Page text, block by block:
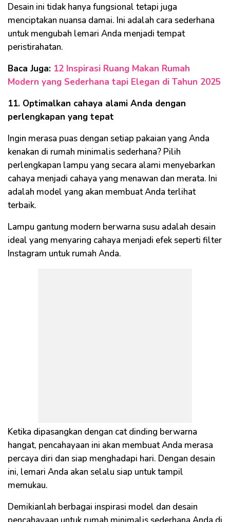
Desain ini tidak hanya fungsional tetapi juga
menciptakan nuansa damai. Ini adalah cara sederhana
untuk mengubah lemari Anda menjadi tempat
peristirahatan.
Baca Juga: 12 Inspirasi Ruang Makan Rumah
Modern yang Sederhana tapi Elegan di Tahun 2025
11. Optimalkan cahaya alami Anda dengan
perlengkapan yang tepat
Ingin merasa puas dengan setiap pakaian yang Anda
kenakan di rumah minimalis sederhana? Pilih
perlengkapan lampu yang secara alami menyebarkan
cahaya menjadi cahaya yang menawan dan merata. Ini
adalah model yang akan membuat Anda terlihat
terbaik.
Lampu gantung modern berwarna susu adalah desain
ideal yang menyaring cahaya menjadi efek seperti filter
Instagram untuk rumah Anda.
Ketika dipasangkan dengan cat dinding berwarna
hangat, pencahayaan ini akan membuat Anda merasa
percaya diri dan siap menghadapi hari. Dengan desain
ini, lemari Anda akan selalu siap untuk tampil
memukau.
Demikianlah berbagai inspirasi model dan desain